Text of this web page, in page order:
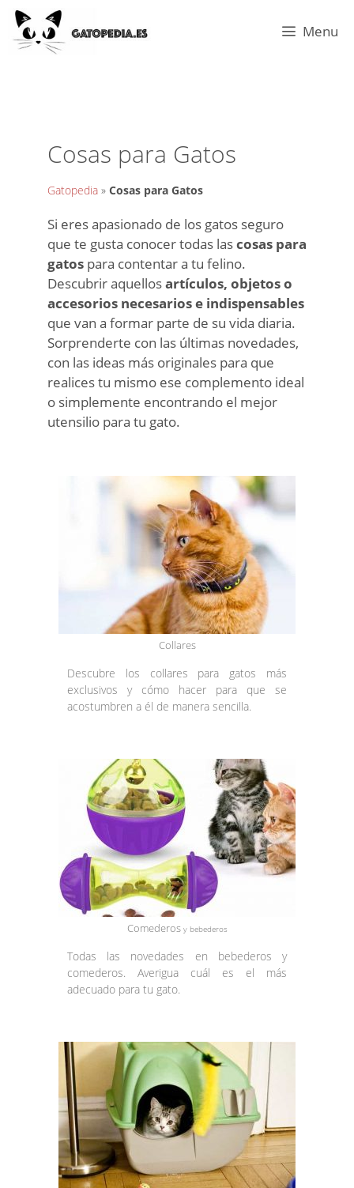
Menu
Cosas para Gatos
Gatopedia » Cosas para Gatos
Si eres apasionado de los gatos seguro
que te gusta conocer todas lascosas para
gatos para contentar a tu felino.
Descubrir aquellosartículos, objetos o
accesorios necesarios e indispensables
que van a formar parte de su vida diaria.
Sorprenderte con las últimas novedades,
con las ideas más originales para que
realices tu mismo ese complemento ideal
o simplemente encontrando el mejor
utensilio para tu gato.
Collares
Descubre los collares para gatos más
exclusivos y cómo hacer para que se
acostumbren a él de manera sencilla.
Comederos y bebederos
Todas las novedades en bebederos y
comederos. Averigua cuál es el más
adecuado para tu gato.